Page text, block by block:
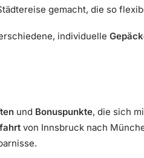
gemacht, die so
individuelle
und Bonuspunkte, die sich
von Innsbruck nach